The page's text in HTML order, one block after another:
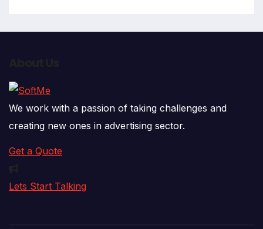
We work with a passion of taking challenges and
creating new ones in advertising sector.
Get a Quote
Lets Start Talking